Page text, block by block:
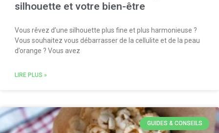
silhouette et votre bien-être
Vous rêvez d’une silhouette plus fine et plus harmonieuse ?
Vous souhaitez vous débarrasser de la cellulite et de la peau
d’orange ? Vous avez
LIRE PLUS »
GUIDES & CONSEILS